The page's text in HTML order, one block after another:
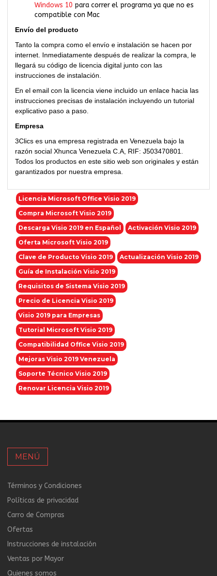
Windows 10 para correr el programa ya que no es
compatible con Mac
Envío del producto
Tanto la compra como el envío e instalación se hacen por
internet. Inmediatamente después de realizar la compra, le
llegará su código de licencia digital junto con las
instrucciones de instalación.
En el email con la licencia viene incluido un enlace hacia las
instrucciones precisas de instalación incluyendo un tutorial
explicativo paso a paso.
Empresa
3Clics es una empresa registrada en Venezuela bajo la
razón social Xhunca Venezuela C.A, RIF: J503470801.
Todos los productos en este sitio web son originales y están
garantizados por nuestra empresa.
Licencia Microsoft Office Visio 2019
Compra Microsoft Visio 2019
Descarga Visio 2019 en Español
Activación Visio 2019
Oferta Microsoft Visio 2019
Clave de Producto Visio 2019
Actualización Visio 2019
Guía de Instalación Visio 2019
Requisitos de Sistema Visio 2019
Precio de Licencia Visio 2019
Visio 2019 para Empresas
Tutorial Microsoft Visio 2019
Compatibilidad Office Visio 2019
Mejoras Visio 2019 Venezuela
Soporte Técnico Visio 2019
Renovar Licencia Visio 2019
MENÚ
Términos y Condiciones
Políticas de privacidad
Carro de Compras
Ofertas
Instrucciones de instalación
Ventas por Mayor
Quienes somos